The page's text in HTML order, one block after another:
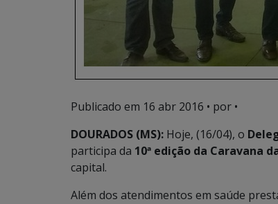
Publicado em 16 abr 2016 • por •
DOURADOS (MS): Hoje, (16/04), o
participa da 10ª edição da Caravana
capital.
Além dos atendimentos em saúde